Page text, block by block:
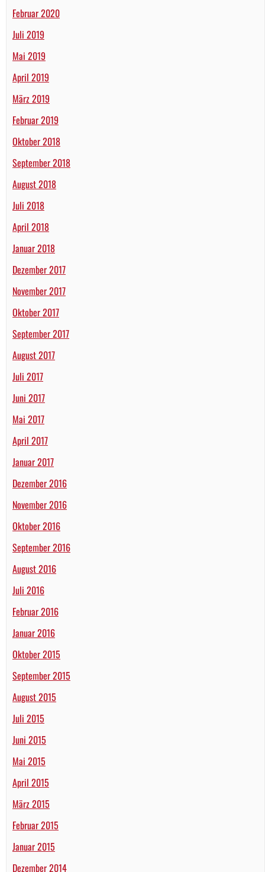
Februar 2020
Juli 2019
Mai 2019
April 2019
März 2019
Februar 2019
Oktober 2018
September 2018
August 2018
Juli 2018
April 2018
Januar 2018
Dezember 2017
November 2017
Oktober 2017
September 2017
August 2017
Juli 2017
Juni 2017
Mai 2017
April 2017
Januar 2017
Dezember 2016
November 2016
Oktober 2016
September 2016
August 2016
Juli 2016
Februar 2016
Januar 2016
Oktober 2015
September 2015
August 2015
Juli 2015
Juni 2015
Mai 2015
April 2015
März 2015
Februar 2015
Januar 2015
Dezember 2014